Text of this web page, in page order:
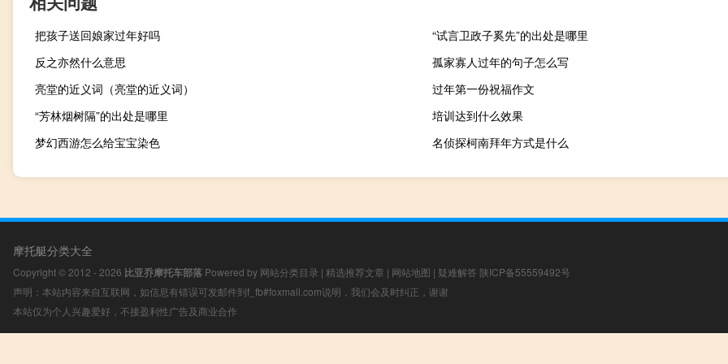
把孩子送回娘家过年好吗
“试言卫政子奚先”的出处是哪里
反之亦然什么意思
孤家寡人过年的句子怎么写
亮堂的近义词（亮堂的近义词）
过年第一份祝福作文
“芳林烟树隔”的出处是哪里
培训达到什么效果
梦幻西游怎么给宝宝染色
名侦探柯南拜年方式是什么
摩托艇分类大全
Copyright © 2012 - 2026 比亚乔摩托车部落 Powered by 网站分类目录 | 精选推荐文章 | 网站地图 | 疑难解答 陕ICP备55559492号
声明：本站内容来自互联网，如信息有错误可发邮件到f_fb#foxmail.com说明，我们会及时纠正，谢谢
本站仅为个人兴趣爱好，不接盈利性广告及商业合作